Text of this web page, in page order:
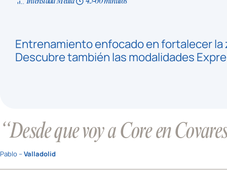
Entrenamiento enfocado en fortalecer
Descubre también las modalidades
“Desde que voy a Core en
Pablo –Valladolid